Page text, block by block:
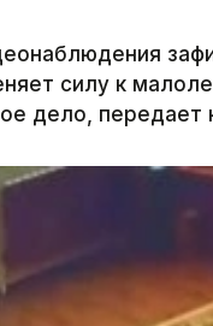
силу к
дело, передает